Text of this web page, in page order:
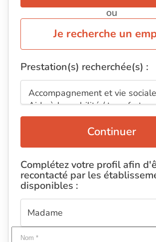
ou
Je recherche un
Prestation(s) recherchée(s) :
Continuer
Complétez votre profil afin
recontacté par les
disponibles :